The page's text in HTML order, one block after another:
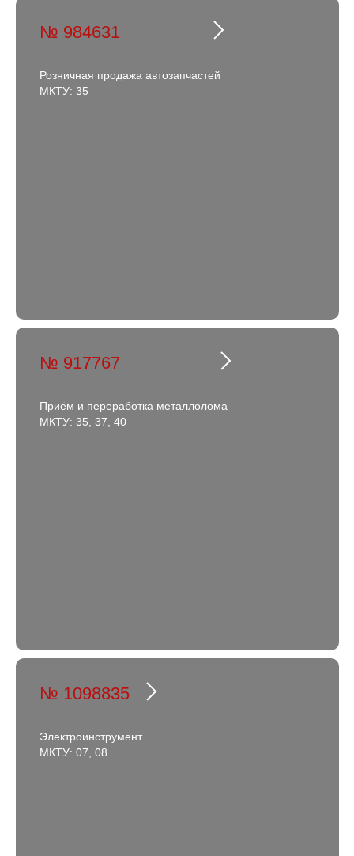
№ 984631
Розничная продажа автозапчастей
МКТУ: 35
№ 917767
Приём и переработка металлолома
МКТУ: 35, 37, 40
№ 1098835
Электроинструмент
МКТУ: 07, 08